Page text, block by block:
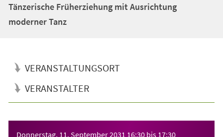
Tänzerische Früherziehung mit Ausrichtung
moderner Tanz
VERANSTALTUNGSORT
VERANSTALTER
Donnerstag, 11. September 2031 16:30 bis 17:30